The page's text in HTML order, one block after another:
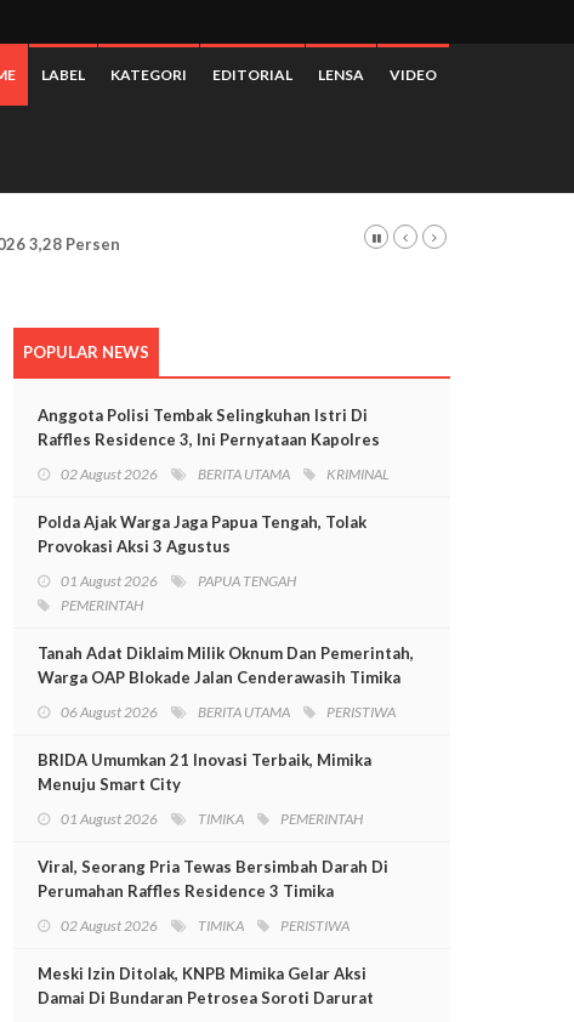
LABEL KATEGORI EDITORIAL LENSA VIDEO
3,28 Persen
POPULAR NEWS
Anggota Polisi Tembak Selingkuhan Istri Di
Raffles Residence 3, Ini Pernyataan Kapolres
02 August 2026 BERITA UTAMA KRIMINAL
Polda Ajak Warga Jaga Papua Tengah, Tolak
Provokasi Aksi 3 Agustus
01 August 2026
PAPUA TENGAH
PEMERINTAH
Tanah Adat Diklaim Milik Oknum Dan Pemerintah,
Warga OAP Blokade Jalan Cenderawasih Timika
06 August 2026 BERITA UTAMA PERISTIWA
BRIDA Umumkan 21 Inovasi Terbaik, Mimika
Menuju Smart City
01 August 2026 TIMIKA PEMERINTAH
Viral, Seorang Pria Tewas Bersimbah Darah Di
Perumahan Raffles Residence 3 Timika
02 August 2026 TIMIKA PERISTIWA
Meski Izin Ditolak, KNPB Mimika Gelar Aksi
Damai Di Bundaran Petrosea Soroti Darurat